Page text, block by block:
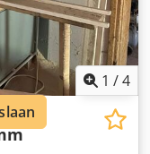
mm 1150 x 1150 x
1 /4